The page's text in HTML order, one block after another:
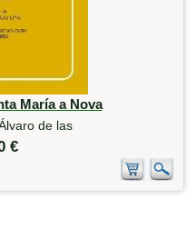
María a Nova
de las
€